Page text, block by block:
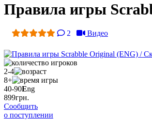
Правила игры
2 Видео
2-4
8+
40-90Eng
899грн.
Сообщить
о поступлении